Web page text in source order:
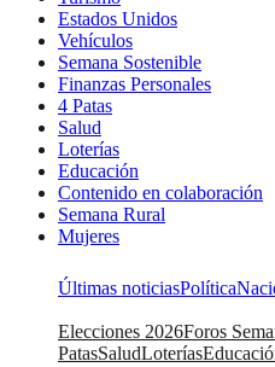
Estados Unidos
Vehículos
Semana Sostenible
Finanzas Personales
4 Patas
Salud
Loterías
Educación
Contenido en colaboración
Semana Rural
Mujeres
Últimas noticiasPolítica
Elecciones 2026Foros
PatasSaludLoterías